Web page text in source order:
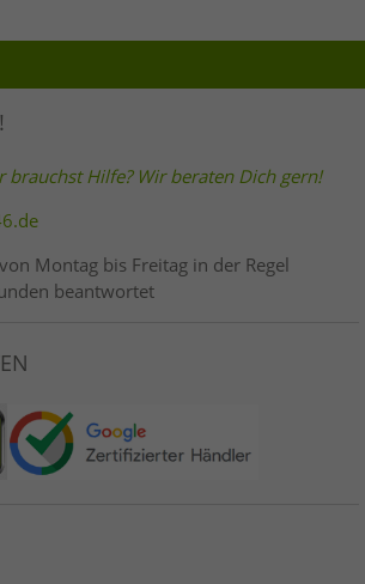
brauchst Hilfe? Wir beraten Dich gern!
Montag bis Freitag in der Regel
beantwortet